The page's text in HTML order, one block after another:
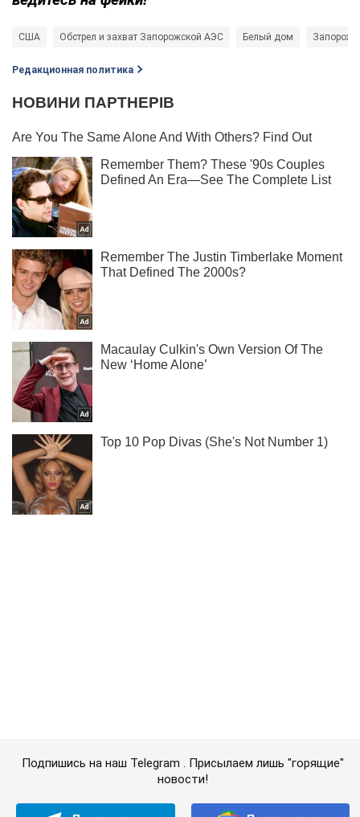
США Обстрел и захват Запорожской АЭС Белый дом
Редакционная политика